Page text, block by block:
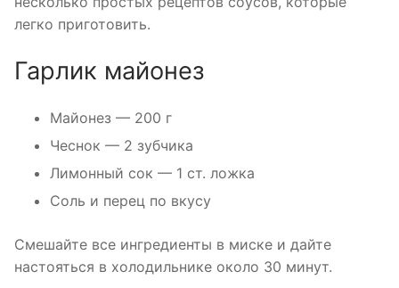
легко приготовить.
Гарлик майонез
Майонез — 200 г
Чеснок — 2 зубчика
Лимонный сок — 1 ст. ложка
Соль и перец по вкусу
Смешайте все ингредиенты в миске и дайте
настояться в холодильнике около 30 минут.